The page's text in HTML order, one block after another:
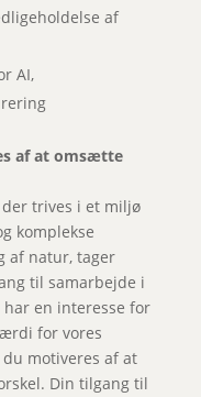
af
AI,
af at omsætte
trives i et miljø
komplekse
af natur, tager
til samarbejde i
en interesse for
for vores
motiveres af at
Din tilgang til